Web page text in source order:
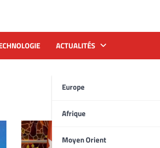
ACTUALITÉS
Europe
Afrique
Moyen Orient